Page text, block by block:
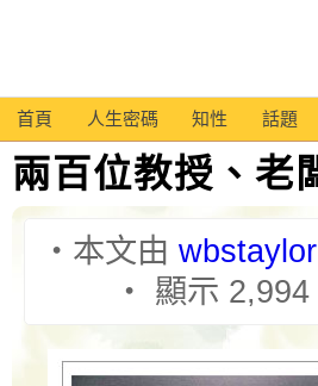
首頁 人生密碼 知性 話題
兩百位教授、老
‧本文由 wbstaylor
‧ 顯示